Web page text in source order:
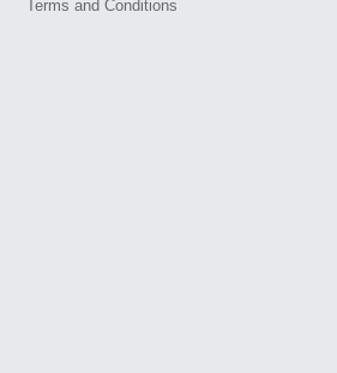
Terms and Conditions